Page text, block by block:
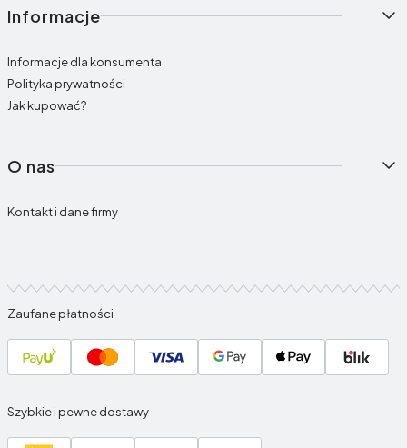
Informacje
Informacje dla konsumenta
Polityka prywatności
Jak kupować?
O nas
Kontakt i dane firmy
Zaufane płatności
Szybkie i pewne dostawy